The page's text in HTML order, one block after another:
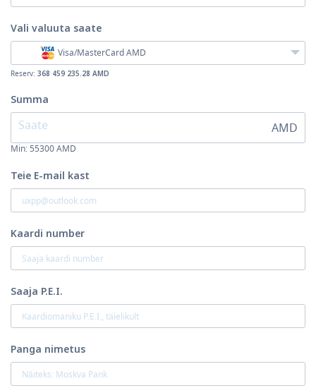
Vali valuuta saate
Visa/MasterCard AMD
Reserv: 368 459 235.28 AMD
Summa
AMD
Min: 55300AMD
Teie E-mail kast
Kaardi number
Saaja P.E.I.
Panga nimetus